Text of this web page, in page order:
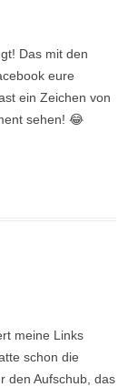
Das mit den
eure
ein Zeichen von
sehen! 😂
meine Links
schon die
den Aufschub, das